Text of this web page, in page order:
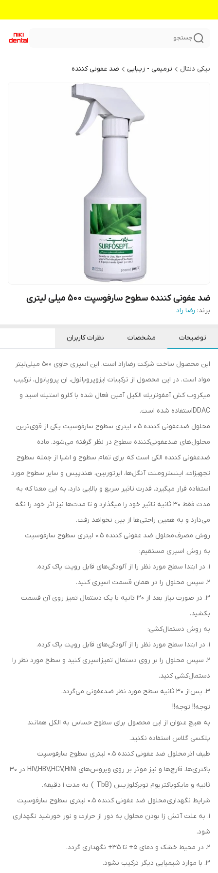
جستجو
نیکی دنتال ترمیمی - زیبایی ضد عفونی کننده
ضد عفونی کننده سطوح سارفوسپت 500 میلی لیتری
برند: رضا راد
توضیحات مشخصات نظرات کاربران
این محصول ساخت شرکت رضاراد است. این اسپری حاوی 500 میلی‌لیتر
مواد است. در این محصول از ترکیبات ايزوپروپانول، ان پروپانول، تركيب
ميكروب كش آمفوتريك الكيل آمين فعال شده با كلرو استيك اسيد و
DDACاستفاده شده است.
محلول ضدعفونی کننده 0.5 لیتری سطوح سارفوسپت یکی از قوی‌ترین
محلول‌های ضدعفونی‌کننده سطوح در نظر گرفته می‌شود. ماده
ضدعفونی کننده الکی است که برای تمام سطوح و اشیا از جمله سطوح
تجهیزات، اینسترومنت آنگل‌ها، ایرتوربین، هندپیس و سایر سطوح مورد
استفاده قرار میگیرد. قدرت تاثیر سریع و بالایی دارد، به این معنا که به
مدت فقط 30 ثانیه تاثیر خود را میگذارد و تا مدت‌ها نیز اثر خود را نگه
می‌دارد و به همین راحتی‌ها از بین نخواهد رفت.
روش مصرف محلول ضد عفونی کننده 0.5 لیتری سطوح سارفوسپت
به روش اسپری مستقیم:
1. در ابتدا سطح مورد نظر را از آلودگی‌های قابل رویت پاک کرده.
2. سپس محلول را در همان قسمت اسپری کنید.
3. در صورت نیاز بعد از 30 ثانیه با یک دستمال تمیز روی آن قسمت
بکشید.
به روش دستمال‌کشی:
1. در ابتدا سطح مورد نظر را از آلودگی‌های قابل رویت پاک کرده.
2. سپس محلول را بر روی دستمال تمیز اسپری کنید و سطح مورد نظر را
دستمال‌کشی کنید.
3. پس از 30 ثانیه سطح مورد نظر ضدعفونی می‌گردد.
توجه!! توجه!!
به هیچ عنوان از این محصول برای سطوح حساس به الکل همانند
پلکسی گلاس استفاده نکنید.
طیف اثر محلول ضد عفونی کننده 0.5 لیتری سطوح سارفوسپت
باکتری‌ها، قارچ‌ها و نیز موثر بر روی ویروس‌های HIV,HBV,HCV,H1N1 در 30
ثانیه و مایکوباکتریوم توبرکلوزیس (TbB ) به مدت 1 دقیقه.
شرایط نگهداری محلول ضد عفونی کننده 0.5 لیتری سطوح سارفوسپت
1. به علت آتش زا بودن محلول به دور از حرارت و نور خورشید نگهداری
شود.
2. در محیط خشک و دمای 5+ تا 35+ نگهداری گردد.
3. با موارد شیمیایی دیگر ترکیب نشود.